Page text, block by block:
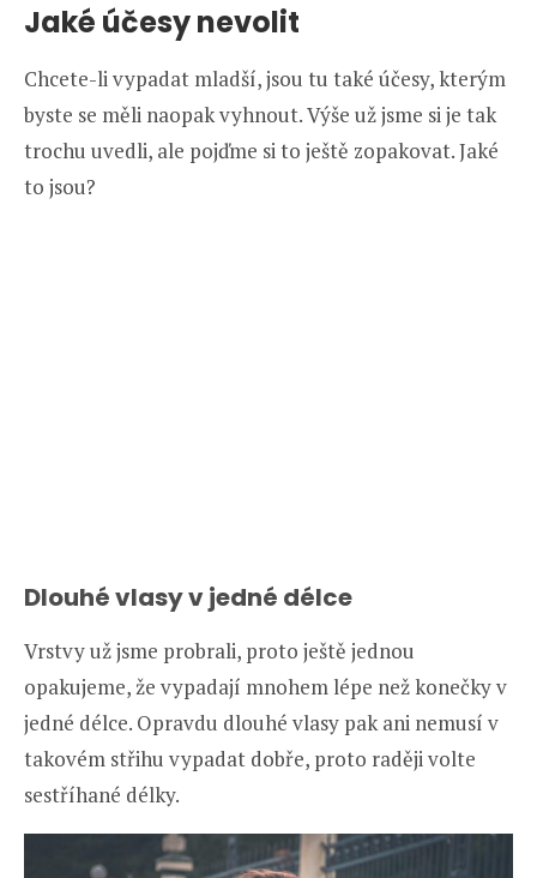
Jaké účesy nevolit
Chcete-li vypadat mladší, jsou tu také účesy, kterým
byste se měli naopak vyhnout. Výše už jsme si je tak
trochu uvedli, ale pojďme si to ještě zopakovat. Jaké
to jsou?
Dlouhé vlasy v jedné délce
Vrstvy už jsme probrali, proto ještě jednou
opakujeme, že vypadají mnohem lépe než konečky v
jedné délce. Opravdu dlouhé vlasy pak ani nemusí v
takovém střihu vypadat dobře, proto raději volte
sestříhané délky.